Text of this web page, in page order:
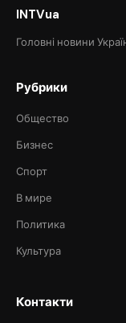
INTVua
Головні новини
Рубрики
Общество
Бизнес
Спорт
В мире
Политика
Культура
Контакти